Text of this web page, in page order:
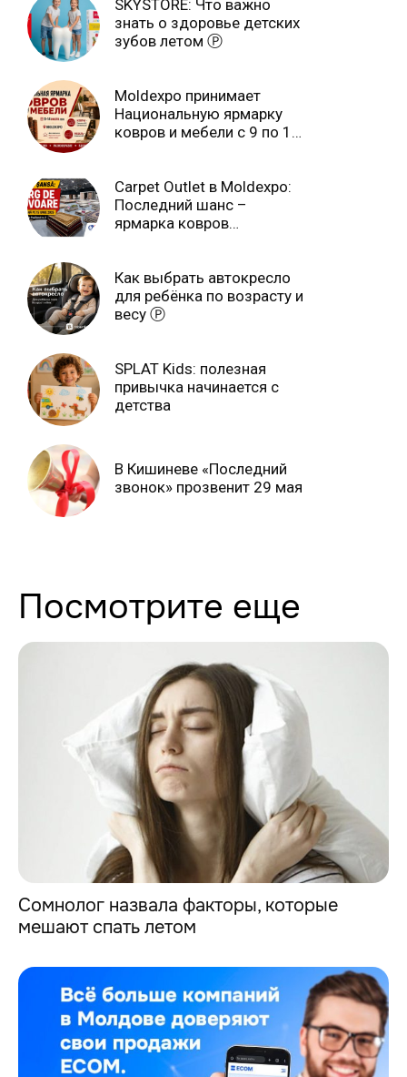
SKYSTORE: Что важно
знать о здоровье детских
зубов летом Ⓟ
Moldexpo принимает
Национальную ярмарку
ковров и мебели с 9 по 14
Carpet Outlet в Moldexpo:
Последний шанс –
ярмарка ковров
Как выбрать автокресло
для ребёнка по возрасту и
весу Ⓟ
SPLAT Kids: полезная
привычка начинается с
детства
В Кишиневе «Последний
звонок» прозвенит 29 мая
Посмотрите еще
Cомнолог назвала факторы, которые
мешают спать летом